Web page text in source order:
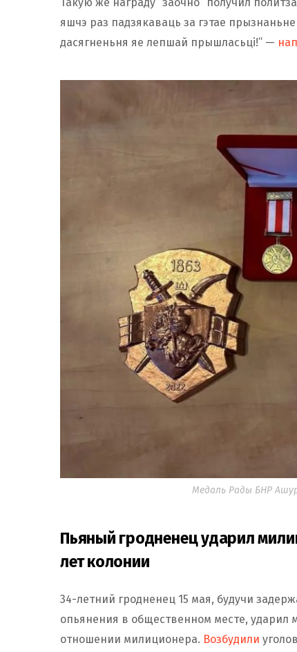
яшчэ раз падзякаваць за гэтае прызнаньне
дасягненьня яе лепшай прышласьці!” —
Медаль Рады БНР
Пьяный гродненец ударил
лет колонии
34-летний гродненец 15 мая, будучи
опьянения в общественном месте, ударил
отношении милиционера. Возбудили